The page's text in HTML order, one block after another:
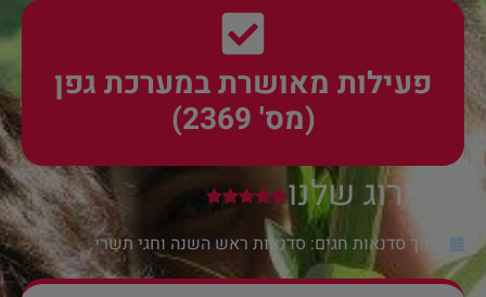
פעילות מאושרת במערכת גפן
(מס' 2369)
הדירוג שלנו
בתוך סדנאות חגים: סדנאות ראש השנה וחגי תשרי